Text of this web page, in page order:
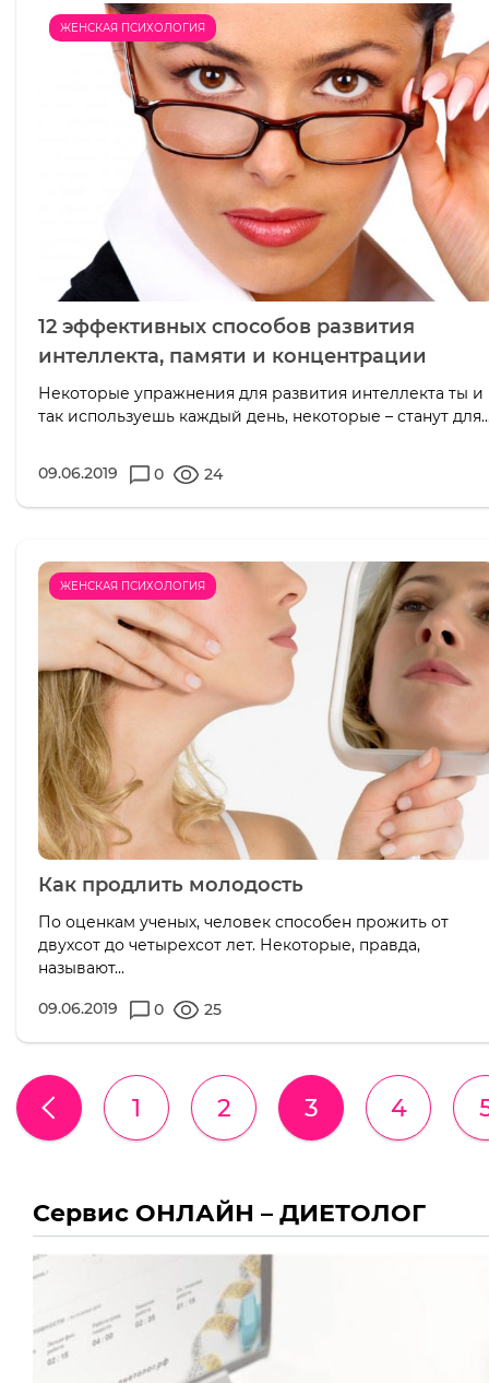
ЖЕНСКАЯ ПСИХОЛОГИЯ
12 эффективных способов развития
интеллекта, памяти и концентрации
Некоторые упражнения для развития интеллекта ты и
так используешь каждый день, некоторые – станут
09.06.2019 0 24
ЖЕНСКАЯ ПСИХОЛОГИЯ
Как продлить молодость
По оценкам ученых, человек способен прожить от
двухсот до четырехсот лет. Некоторые, правда,
называют...
09.06.2019 0 25
1 2 3 4
Сервис ОНЛАЙН – ДИЕТОЛОГ